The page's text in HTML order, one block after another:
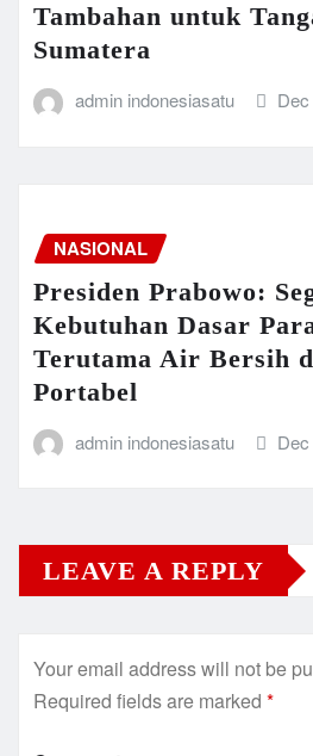
Tambahan untuk
Sumatera
admin indonesiasatu
NASIONAL
Presiden Prabowo:
Kebutuhan Dasar
Terutama Air Bersih
Portabel
admin indonesiasatu
LEAVE A REPLY
Your email address will not be
Required fields are marked *